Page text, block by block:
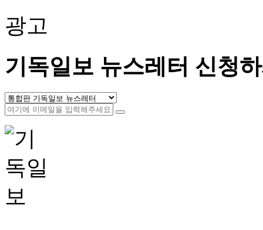
광고
기독일보 뉴스레터 신청